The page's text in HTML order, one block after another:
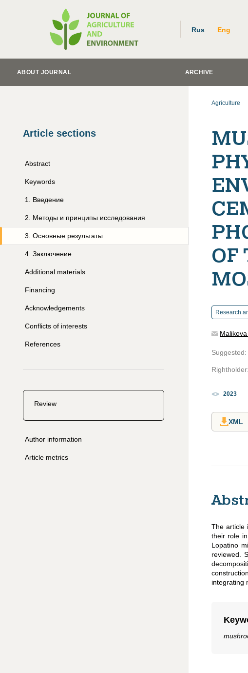
Rus Eng
ABOUT JOURNAL ARCHIVE
Article sections
Abstract
Keywords
1 Введение
2 Методы и принципы исследования
3 Основные результаты
4 Заключение
Additional materials
Financing
Acknowledgements
Conflicts of interests
References
Review
Author information
Article metrics
Agriculture
OF
Research
Malikova
Suggested:
2023
XML
The article
their role
Lopatino
reviewed.
integrating